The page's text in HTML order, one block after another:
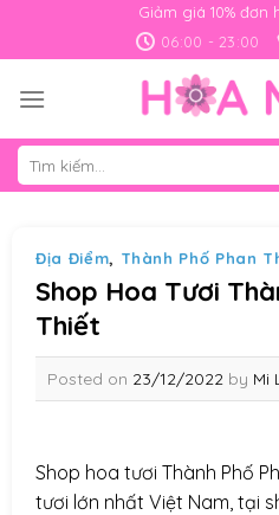
Giảm giá 10%
06:00 - 23:00
Tìm
kiếm:
Địa Điểm, Thành Phố Phan
Shop Hoa Tươi
Thiết
Posted on 23/12/2022 by Mi
Shop hoa tươi Thành Phố
tươi lớn nhất Việt Nam, tại